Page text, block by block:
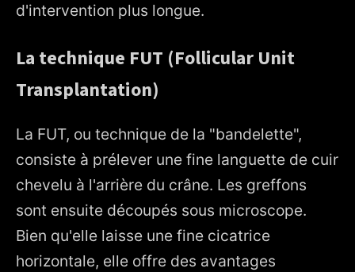
d'intervention plus longue.
La technique FUT (Follicular Unit
Transplantation)
La FUT, ou technique de la "bandelette",
consiste à prélever une fine languette de cuir
chevelu à l'arrière du crâne. Les greffons
sont ensuite découpés sous microscope.
Bien qu'elle laisse une fine cicatrice
horizontale, elle offre des avantages